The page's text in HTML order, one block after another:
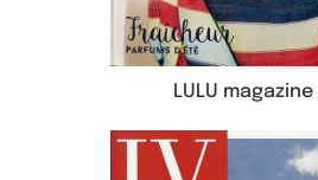
LULU magazine